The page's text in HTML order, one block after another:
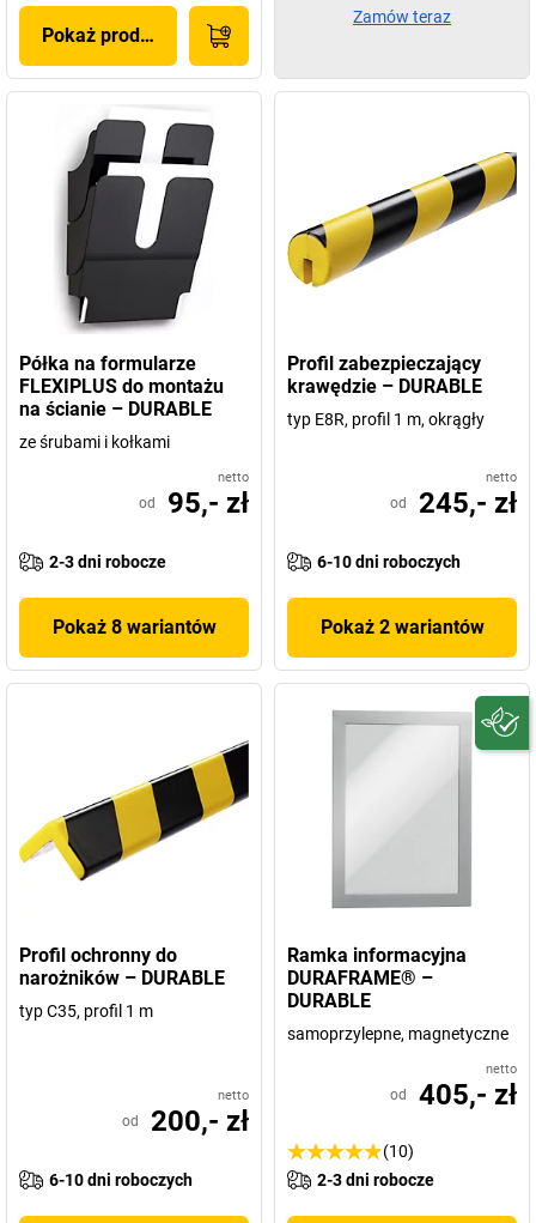
Pokaż produkt
Półka na formularze
FLEXIPLUS do montażu
na ścianie – DURABLE
ze śrubami i kołkami
netto
od 95,- zł
2-3 dni robocze
Pokaż 8 wariantów
Profil zabezpieczający
krawędzie – DURABLE
typ E8R, profil 1 m, okrągły
netto
od 245,- zł
6-10 dni roboczych
Pokaż 2 wariantów
Profil ochronny do
narożników – DURABLE
typ C35, profil 1 m
netto
od 200,- zł
6-10 dni roboczych
Ramka informacyjna
DURAFRAME® –
DURABLE
samoprzylepne, magnetyczne
netto
od 405,- zł
(10)
2-3 dni robocze
Zamów teraz